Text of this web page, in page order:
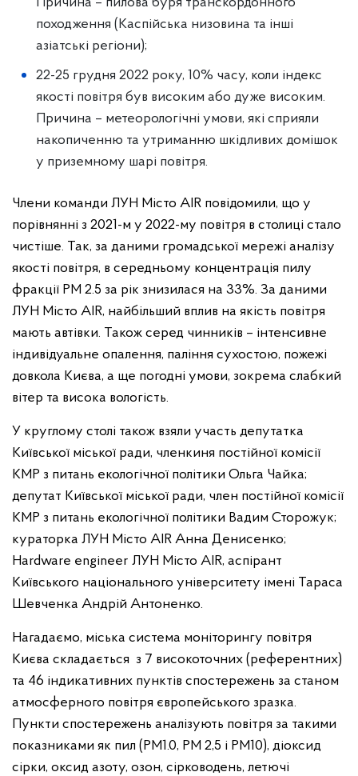
походження (Каспійська низовина та інші
азіатські регіони);
22-25 грудня 2022 року, 10% часу, коли індекс
якості повітря був високим або дуже високим.
Причина – метеорологічні умови, які сприяли
накопиченню та утриманню шкідливих домішок
у приземному шарі повітря.
Члени команди ЛУН Місто AIR повідомили, що у
порівнянні з 2021-м у 2022-му повітря в столиці стало
чистіше. Так, за даними громадської мережі аналізу
якості повітря, в середньому концентрація пилу
фракції PM 2.5 за рік знизилася на 33%. За даними
ЛУН Місто AIR, найбільший вплив на якість повітря
мають автівки. Також серед чинників – інтенсивне
індивідуальне опалення, паління сухостою, пожежі
довкола Києва, а ще погодні умови, зокрема слабкий
вітер та висока вологість.
У круглому столі також взяли участь депутатка
Київської міської ради, членкиня постійної комісії
КМР з питань екологічної політики Ольга Чайка;
депутат Київської міської ради, член постійної комісії
КМР з питань екологічної політики Вадим Сторожук;
кураторка ЛУН Місто AIR Анна Денисенко;
Hardware engineer ЛУН Місто AIR, аспірант
Київського національного університету імені Тараса
Шевченка Андрій Антоненко.
Нагадаємо, міська система моніторингу повітря
Києва складається з 7 високоточних (референтних)
та 46 індикативних пунктів спостережень за станом
атмосферного повітря європейського зразка.
Пункти спостережень аналізують повітря за такими
показниками як пил (РМ1.0, PM 2,5 і PM10), діоксид
сірки, оксид азоту, озон, сірководень, летючі